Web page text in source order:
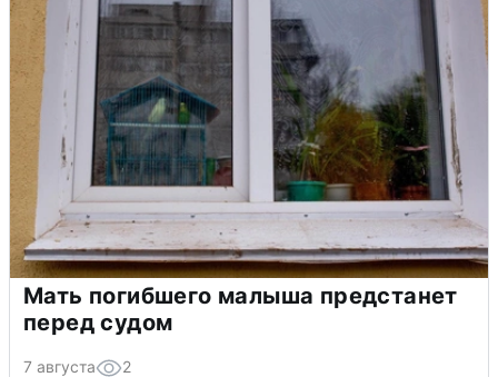
Мать погибшего малыша предстанет
перед судом
7 августа 2